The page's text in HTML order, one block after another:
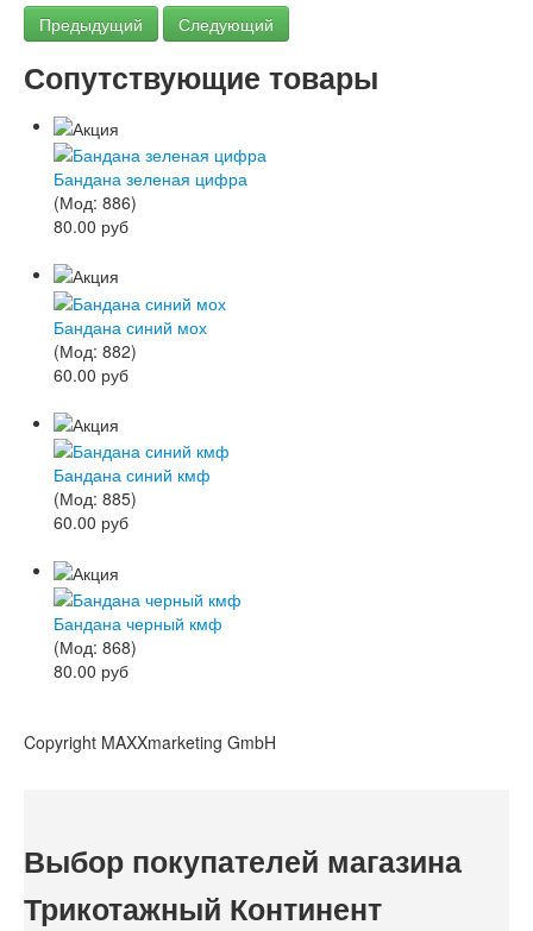
Предыдущий Следующий
Сопутствующие товары
Бандана зеленая цифра
(Мод: 886)
80.00 руб
Бандана синий мох
(Мод: 882)
60.00 руб
Бандана синий кмф
(Мод: 885)
60.00 руб
Бандана черный кмф
(Мод: 868)
80.00 руб
Copyright MAXXmarketing GmbH
Выбор покупателей магазина
Трикотажный Континент